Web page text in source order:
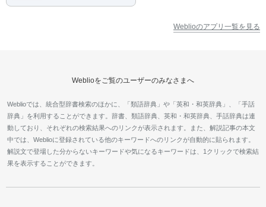
Weblioのアプリ一覧を見る
Weblioをご覧のユーザーのみなさまへ
Weblioでは、統合型辞書検索のほかに、「類語辞典」や「英和・和英辞典」、「手話
辞典」を利用することができます。辞書、類語辞典、英和・和英辞典、手話辞典は連
動しており、それぞれの検索結果へのリンクが表示されます。また、解説記事の本文
中では、Weblioに登録されている他のキーワードへのリンクが自動的に貼られます。
解説文で登場した分からないキーワードや気になるキーワードは、1クリックで検索結
果を表示することができます。